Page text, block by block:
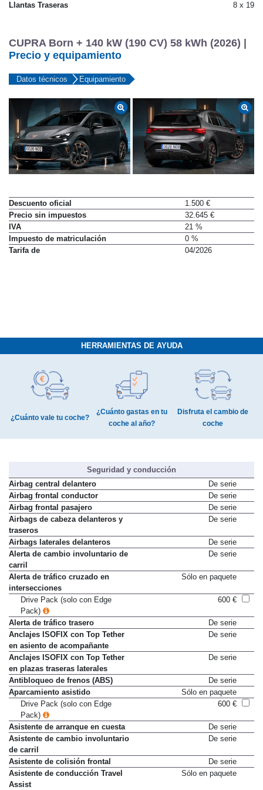
Llantas Traseras 8 x 19
CUPRA Born + 140 kW (190 CV) 58 kWh (2026) |
Precio y equipamiento
Datos técnicos Equipamiento
Descuento oficial
1.500 €
Precio sin impuestos
32.645 €
IVA
21 %
Impuesto de matriculación
0 %
Tarifa de
04/2026
HERRAMIENTAS DE AYUDA
¿Cuánto vale tu coche?
¿Cuánto gastas en tu
coche al año?
Disfruta el cambio de
coche
Seguridad y conducción
Airbag central delantero
De serie
Airbag frontal conductor
De serie
Airbag frontal pasajero
De serie
Airbags de cabeza delanteros y
traseros
De serie
Airbags laterales delanteros
De serie
Alerta de cambio involuntario de
carril
De serie
Alerta de tráfico cruzado en
intersecciones
Sólo en paquete
Drive Pack (solo con Edge
Pack)
600 €
Alerta de tráfico trasero
De serie
Anclajes ISOFIX con Top Tether
en asiento de acompañante
De serie
Anclajes ISOFIX con Top Tether
en plazas traseras laterales
De serie
Antibloqueo de frenos (ABS)
De serie
Aparcamiento asistido
Sólo en paquete
Drive Pack (solo con Edge
Pack)
600 €
Asistente de arranque en cuesta
De serie
Asistente de cambio involuntario
de carril
De serie
Asistente de colisión frontal
De serie
Asistente de conducción Travel
Assist
Sólo en paquete